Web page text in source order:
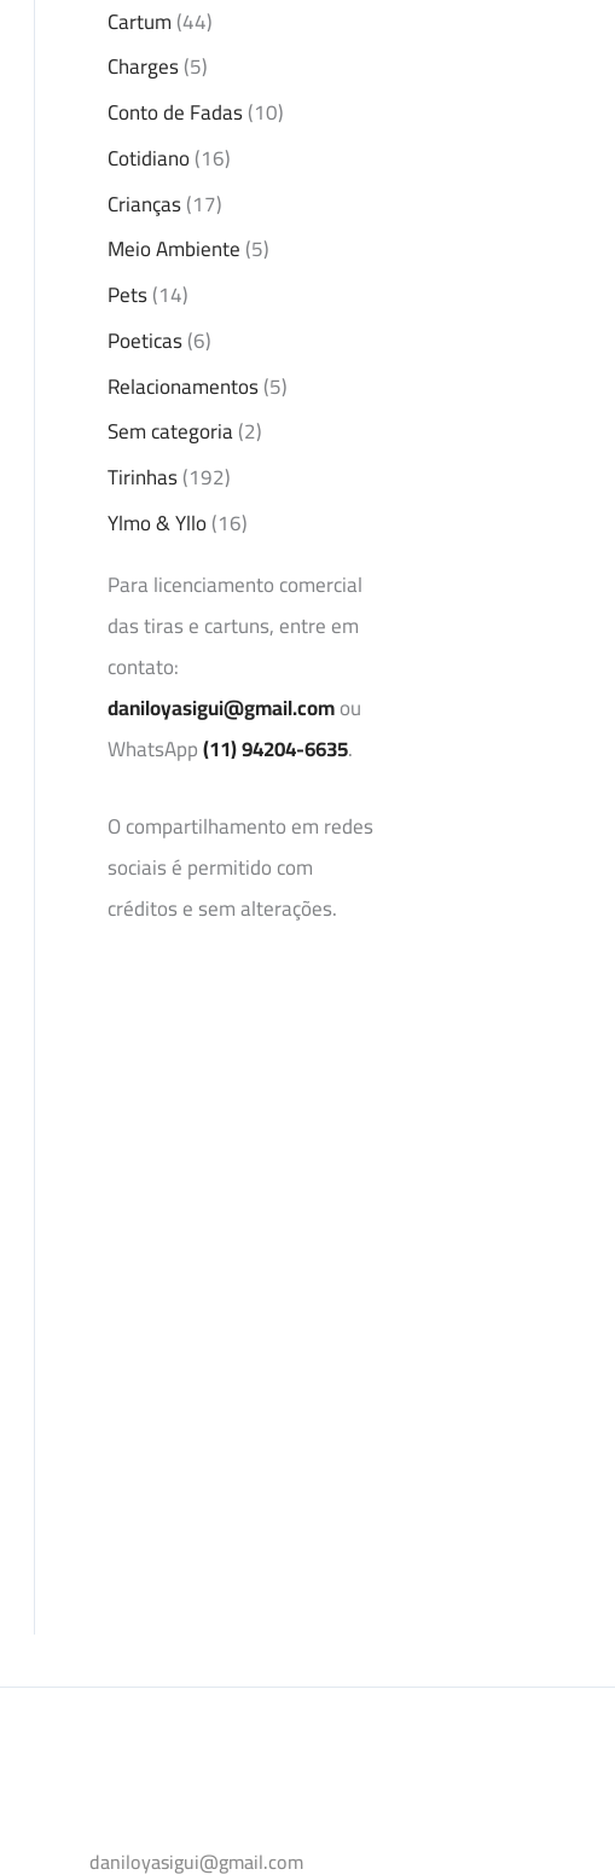
Cartum(44)
Charges(5)
Conto de Fadas(10)
Cotidiano(16)
Crianças(17)
Meio Ambiente(5)
Pets(14)
Poeticas(6)
Relacionamentos(5)
Sem categoria(2)
Tirinhas(192)
Ylmo & Yllo(16)
Para licenciamento comercial
das tiras e cartuns, entre em
contato:
daniloyasigui@gmail.comou
WhatsApp(11) 94204-6635.
O compartilhamento em redes
sociais é permitido com
créditos e sem alterações.
daniloyasigui@gmail.com